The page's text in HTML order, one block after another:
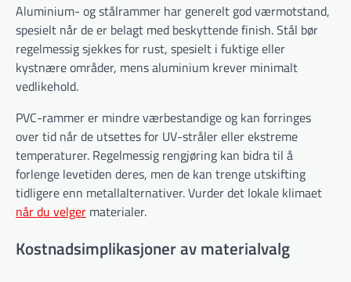
Aluminium- og stålrammer har generelt god værmotstand,
spesielt når de er belagt med beskyttende finish. Stål bør
regelmessig sjekkes for rust, spesielt i fuktige eller
kystnære områder, mens aluminium krever minimalt
vedlikehold.
PVC-rammer er mindre værbestandige og kan forringes
over tid når de utsettes for UV-stråler eller ekstreme
temperaturer. Regelmessig rengjøring kan bidra til å
forlenge levetiden deres, men de kan trenge utskifting
tidligere enn metallalternativer. Vurder det lokale klimaet
når du velger materialer.
Kostnadsimplikasjoner av materialvalg